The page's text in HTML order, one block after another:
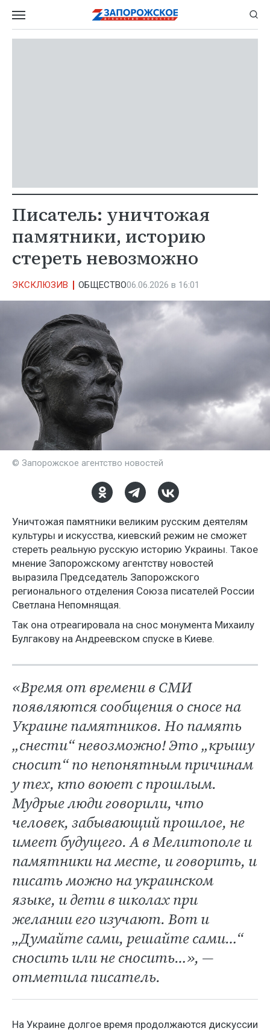
Писатель: уничтожая
памятники, историю
стереть невозможно
ЭКСКЛЮЗИВ ОБЩЕСТВО06.06.2026 в 16:01
© Запорожское агентство новостей
Уничтожая памятники великим русским деятелям
культуры и искусства, киевский режим не сможет
стереть реальную русскую историю Украины. Такое
мнение Запорожскому агентству новостей
выразила Председатель Запорожского
регионального отделения Союза писателей России
Светлана Непомнящая.
Так она отреагировала на снос монумента Михаилу
Булгакову на Андреевском спуске в Киеве.
«Время от времени в СМИ
появляются сообщения о сносе на
Украине памятников. Но память
„снести“ невозможно! Это „крышу
сносит“ по непонятным причинам
у тех, кто воюет с прошлым.
Мудрые люди говорили, что
человек, забывающий прошлое, не
имеет будущего. А в Мелитополе и
памятники на месте, и говорить, и
писать можно на украинском
языке, и дети в школах при
желании его изучают. Вот и
„Думайте сами, решайте сами…“
сносить или не сносить…», —
отметила писатель.
На Украине долгое время продолжаются дискуссии